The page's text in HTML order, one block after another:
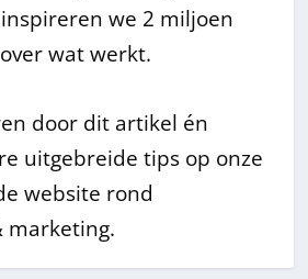
we 2 miljoen
wat werkt.
door dit artikel én
uitgebreide tips op onze
website rond
marketing.